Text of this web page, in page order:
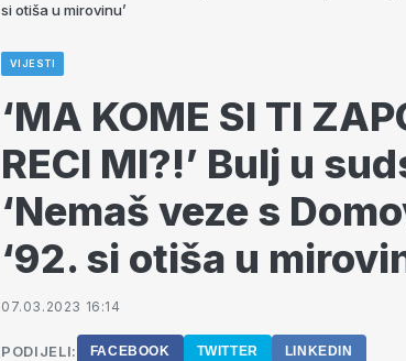
si otiša u mirovinu’
VIJESTI
‘MA KOME SI TI
RECI MI?!’ Bulj u
‘Nemaš veze s
‘92. si otiša u
07.03.2023 16:14
PODIJELI: FACEBOOK TWITTER LINKEDIN